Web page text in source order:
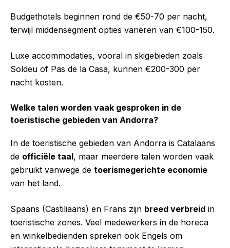
Budgethotels beginnen rond de €50-70 per nacht,
terwijl middensegment opties variëren van €100-150.
Luxe accommodaties, vooral in skigebieden zoals
Soldeu of Pas de la Casa, kunnen €200-300 per
nacht kosten.
Welke talen worden vaak gesproken in de
toeristische gebieden van Andorra?
In de toeristische gebieden van Andorra is Catalaans
de officiële taal, maar meerdere talen worden vaak
gebruikt vanwege de toerismegerichte economie
van het land.
Spaans (Castiliaans) en Frans zijn breed verbreid in
toeristische zones. Veel medewerkers in de horeca
en winkelbedienden spreken ook Engels om